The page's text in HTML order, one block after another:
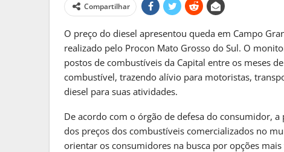
Compartilhar
O preço do diesel apresentou queda em Campo
realizado pelo Procon Mato Grosso do Sul. O
postos de combustíveis da Capital entre os meses
combustível, trazendo alívio para motoristas,
diesel para suas atividades.
De acordo com o órgão de defesa do consumidor,
dos preços dos combustíveis comercializados no
orientar os consumidores na busca por opções mais
MATO GROSSO DO SUL
Para…
E Provoca…
2